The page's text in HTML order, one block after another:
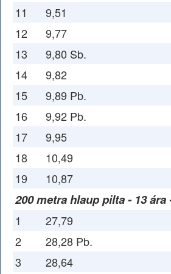
11 9,51
12 9,77
13 9,80 Sb.
14 9,82
15 9,89 Pb.
16 9,92 Pb.
17 9,95
18 10,49
19 10,87
200 metra hlaup pilta - 13 ára
1 27,79
2 28,28 Pb.
3 28,64